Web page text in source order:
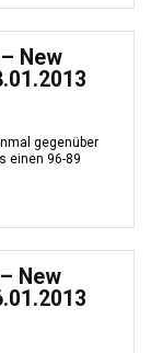
New
gegenüber
einen 96-89
New